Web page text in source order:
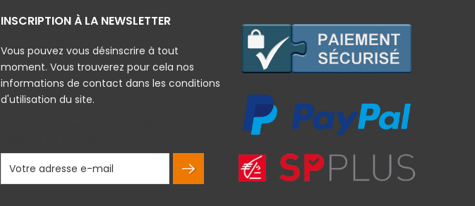
INSCRIPTION À LA NEWSLETTER
Vous pouvez vous désinscrire à tout
moment. Vous trouverez pour cela nos
informations de contact dans les conditions
d'utilisation du site.